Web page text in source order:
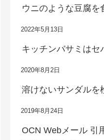
ウニのような豆腐を
2022年5月13日
キッチンバサミはセ
2020年8月2日
溶けないサンダルを
2019年8月24日
OCN Webメール 引